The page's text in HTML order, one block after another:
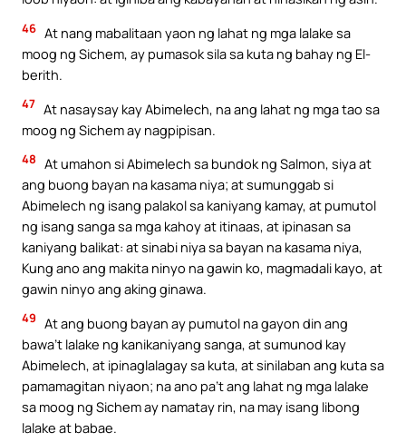
46 At nang mabalitaan yaon ng lahat ng mga lalake sa
moog ng Sichem, ay pumasok sila sa kuta ng bahay ng El-
berith.
47 At nasaysay kay Abimelech, na ang lahat ng mga tao sa
moog ng Sichem ay nagpipisan.
48 At umahon si Abimelech sa bundok ng Salmon, siya at
ang buong bayan na kasama niya; at sumunggab si
Abimelech ng isang palakol sa kaniyang kamay, at pumutol
ng isang sanga sa mga kahoy at itinaas, at ipinasan sa
kaniyang balikat: at sinabi niya sa bayan na kasama niya,
Kung ano ang makita ninyo na gawin ko, magmadali kayo, at
gawin ninyo ang aking ginawa.
49 At ang buong bayan ay pumutol na gayon din ang
bawa’t lalake ng kanikaniyang sanga, at sumunod kay
Abimelech, at ipinaglalagay sa kuta, at sinilaban ang kuta sa
pamamagitan niyaon; na ano pa’t ang lahat ng mga lalake
sa moog ng Sichem ay namatay rin, na may isang libong
lalake at babae.